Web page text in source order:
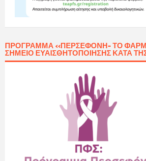
ΠΡΌΓΡΑΜΜΑ «ΠΕΡΣΕΦΌΝΗ- ΤΟ
ΣΗΜΕΊΟ ΕΥΑΙΣΘΗΤΟΠΟΊΗΣΗΣ ΚΑΤΆ